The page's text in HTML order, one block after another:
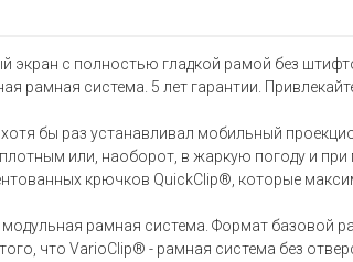
с полностью гладкой рамой без
рамная система. 5 лет гарантии.
бы раз устанавливал мобильный
или, наоборот, в жаркую погоду и
крючков QuickClip®, которые
модульная рамная система. Формат
что VarioClip® - рамная система без